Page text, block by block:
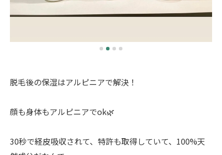
脱毛後の保湿はアルピニアで解決！
顔も身体もアルピニアでok🌿
30秒で経皮吸収されて、特許も取得していて、100%天